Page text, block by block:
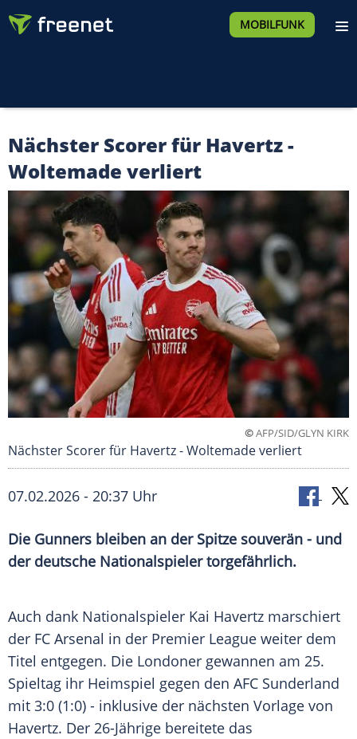
MOBILFUNK
Nächster Scorer für Havertz -
Woltemade verliert
©AFP/SID/GLYN KIRK
Nächster Scorer für Havertz - Woltemade verliert
07.02.2026 - 20:37 Uhr
Die Gunners bleiben an der Spitze souverän - und
der deutsche Nationalspieler torgefährlich.
Auch dank Nationalspieler Kai Havertz marschiert
der FC Arsenal in der Premier League weiter dem
Titel entgegen. Die Londoner gewannen am 25.
Spieltag ihr Heimspiel gegen den AFC Sunderland
mit 3:0 (1:0) - inklusive der nächsten Vorlage von
Havertz. Der 26-Jährige bereitete das